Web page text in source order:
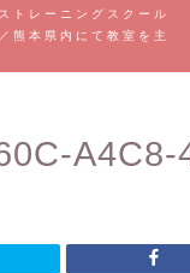
トレーニングスクール
熊本県内にて教室を主